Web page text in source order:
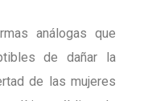
análogas que
de dañar la
de las mujeres